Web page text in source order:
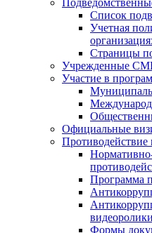
Список
Учетная
Страницы
Учрежденные
Участие в
Официальные
Противодействие
Программа
видеоролики
Формы